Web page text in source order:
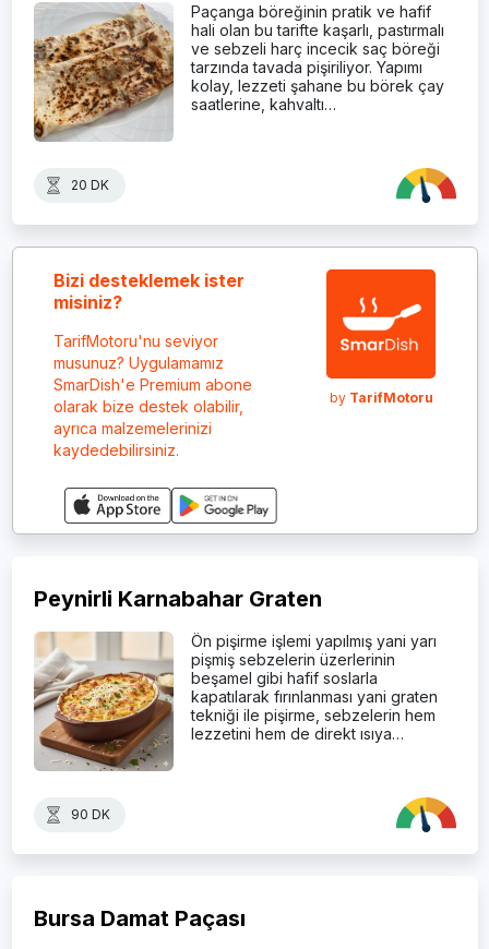
Paçanga böreğinin pratik ve hafif
hali olan bu tarifte kaşarlı, pastırmalı
ve sebzeli harç incecik saç böreği
tarzında tavada pişiriliyor. Yapımı
kolay, lezzeti şahane bu börek çay
saatlerine, kahvaltı…
20 DK
Bizi desteklemek ister
misiniz?
TarifMotoru'nu seviyor
musunuz? Uygulamamız
SmarDish'e Premium abone
olarak bize destek olabilir,
ayrıca malzemelerinizi
kaydedebilirsiniz.
by TarifMotoru
Peynirli Karnabahar Graten
Ön pişirme işlemi yapılmış yani yarı
pişmiş sebzelerin üzerlerinin
beşamel gibi hafif soslarla
kapatılarak fırınlanması yani graten
tekniği ile pişirme, sebzelerin hem
lezzetini hem de direkt ısıya…
90 DK
Bursa Damat Paçası